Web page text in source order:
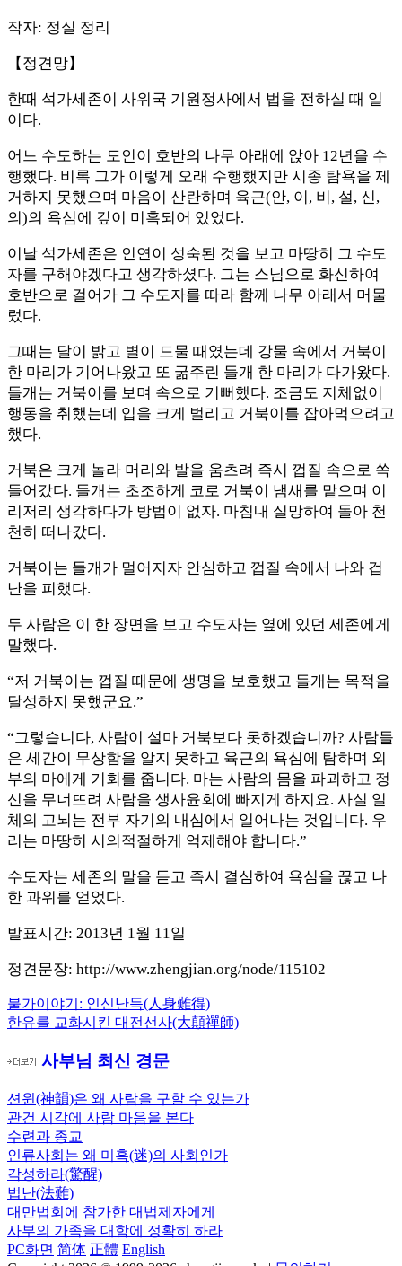
작자: 정실 정리
【정견망】
한때 석가세존이 사위국 기원정사에서 법을 전하실 때 일
이다.
어느 수도하는 도인이 호반의 나무 아래에 앉아 12년을 수
행했다. 비록 그가 이렇게 오래 수행했지만 시종 탐욕을 제
거하지 못했으며 마음이 산란하며 육근(안, 이, 비, 설, 신,
의)의 욕심에 깊이 미혹되어 있었다.
이날 석가세존은 인연이 성숙된 것을 보고 마땅히 그 수도
자를 구해야겠다고 생각하셨다. 그는 스님으로 화신하여
호반으로 걸어가 그 수도자를 따라 함께 나무 아래서 머물
렀다.
그때는 달이 밝고 별이 드물 때였는데 강물 속에서 거북이
한 마리가 기어나왔고 또 굶주린 들개 한 마리가 다가왔다.
들개는 거북이를 보며 속으로 기뻐했다. 조금도 지체없이
행동을 취했는데 입을 크게 벌리고 거북이를 잡아먹으려고
했다.
거북은 크게 놀라 머리와 발을 움츠려 즉시 껍질 속으로 쏙
들어갔다. 들개는 초조하게 코로 거북이 냄새를 맡으며 이
리저리 생각하다가 방법이 없자. 마침내 실망하여 돌아 천
천히 떠나갔다.
거북이는 들개가 멀어지자 안심하고 껍질 속에서 나와 겁
난을 피했다.
두 사람은 이 한 장면을 보고 수도자는 옆에 있던 세존에게
말했다.
“저 거북이는 껍질 때문에 생명을 보호했고 들개는 목적을
달성하지 못했군요.”
“그렇습니다, 사람이 설마 거북보다 못하겠습니까? 사람들
은 세간이 무상함을 알지 못하고 육근의 욕심에 탐하며 외
부의 마에게 기회를 줍니다. 마는 사람의 몸을 파괴하고 정
신을 무너뜨려 사람을 생사윤회에 빠지게 하지요. 사실 일
체의 고뇌는 전부 자기의 내심에서 일어나는 것입니다. 우
리는 마땅히 시의적절하게 억제해야 합니다.”
수도자는 세존의 말을 듣고 즉시 결심하여 욕심을 끊고 나
한 과위를 얻었다.
발표시간: 2013년 1월 11일
정견문장: http://www.zhengjian.org/node/115102
글
내
비
게
이
션
Previous
Post:
불가이야기: 인신난득(人身難得)
Next
한유를 교화시킨 대전선사(大顛禪師)
사부님 최신 경문
션윈(神韻)은 왜 사람을 구할 수 있는가
관건 시각에 사람 마음을 본다
수련과 종교
인류사회는 왜 미혹(迷)의 사회인가
각성하라(驚醒)
법난(法難)
대만법회에 참가한 대법제자에게
사부의 가족을 대함에 정확히 하라
PC화면 简体 正體 English